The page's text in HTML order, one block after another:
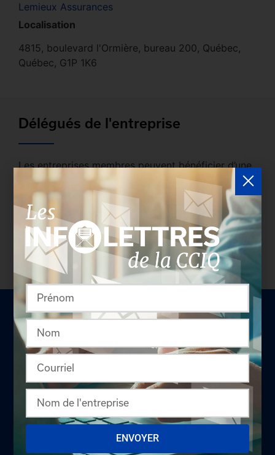
Lemieux Assurances
Localisation
4815, boulevard l'Ormière, bureau 200, Québec,
Québec, G1P 1K6
Délégués de l'entreprise
Les entreprises membres peuvent bénéficier d’une
version plus détaillée du répertoire via leur espace
sécurisé. Connectez-vous
afin de consulter le
profil complet des entreprises incluant les
coordonnées des délégués inscrits. Vous n'êtes
pas membre? N'attendez plus et devenez membre!
LA CHAMBRE
Offres d'emploi
ENVOYER